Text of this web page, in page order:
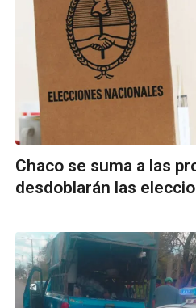
Chaco se suma a las
desdoblarán las